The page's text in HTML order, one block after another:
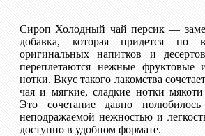
Сироп Холодный чай персик —
добавка, которая придется по
оригинальных напитков и
переплетаются нежные фруктовые
нотки. Вкус такого лакомства
чая и мягкие, сладкие нотки
Это сочетание давно
неподражаемой нежностью и
доступно в удобном формате.